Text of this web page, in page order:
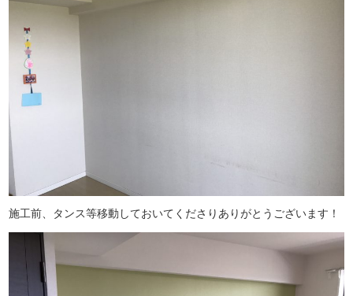
施工前、タンス等移動しておいてくださりありがとうございます！